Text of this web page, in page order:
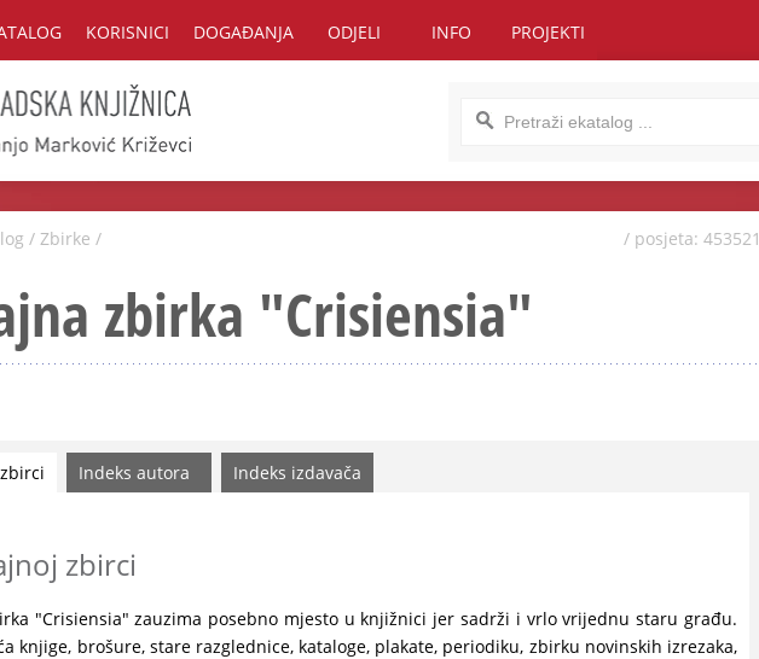
KORISNICI DOGAĐANJA ODJELI INFO PROJEKTI
/ Zbirke / / posjeta: 453521
zbirka "Crisiensia"
Indeks autora Indeks izdavača
zbirci
"Crisiensia" zauzima posebno mjesto u knjižnici jer sadrži i vrlo vrijednu staru građu.
knjige, brošure, stare razglednice, kataloge, plakate, periodiku, zbirku novinskih izrezaka,